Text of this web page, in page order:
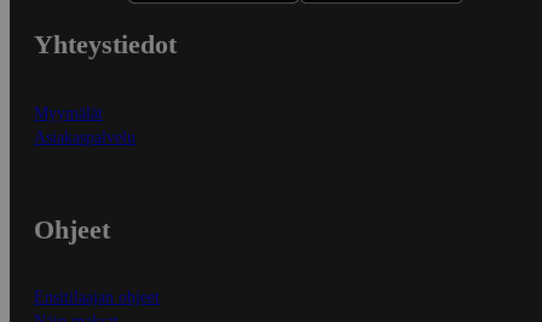
Yhteystiedot
Myymälät
Asiakaspalvelu
Ohjeet
Ensitilaajan ohjeet